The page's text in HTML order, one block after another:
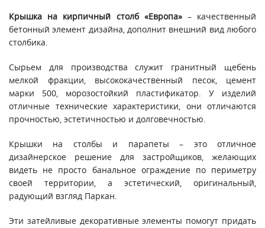
Крышка на кирпичный столб «Европа»– качественный
бетонный элемент дизайна, дополнит внешний вид любого
столбика.
Сырьем для производства служит гранитный щебень
мелкой фракции, высококачественный песок, цемент
марки 500, морозостойкий пластификатор. У изделий
отличные технические характеристики, они отличаются
прочностью, эстетичностью и долговечностью.
Крышки на столбы и парапеты – это отличное
дизайнерское решение для застройщиков, желающих
видеть не просто банальное ограждение по периметру
своей территории, а эстетический, оригинальный,
радующий взгляд Паркан.
Эти затейливые декоративные элементы помогут придать